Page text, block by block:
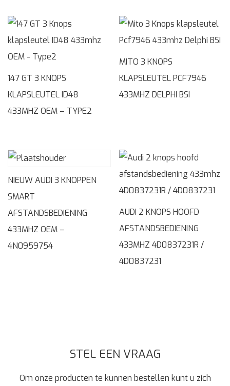
147 GT 3 KNOPS
KLAPSLEUTEL ID48
433MHZ OEM – TYPE2
MITO 3 KNOPS
KLAPSLEUTEL PCF7946
433MHZ DELPHI BSI
NIEUW AUDI 3 KNOPPEN
SMART
AFSTANDSBEDIENING
433MHZ OEM –
4N0959754
AUDI 2 KNOPS HOOFD
AFSTANDSBEDIENING
433MHZ 4D0837231R /
4D0837231
STEL EEN VRAAG
Om onze producten te kunnen bestellen kunt u zich